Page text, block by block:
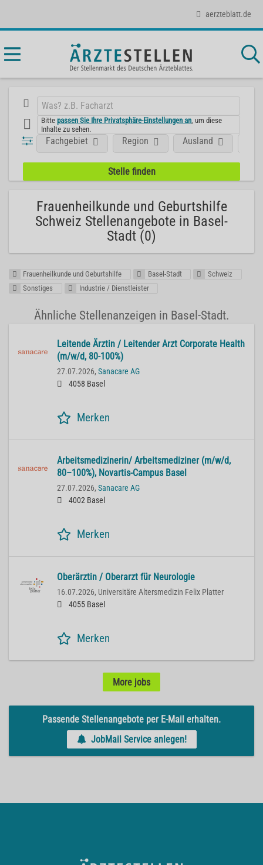
aerzteblatt.de
Bittepassen Sie Ihre Privatsphäre-Einstellungen an , um diese
Inhalte zu sehen.
Fachgebiet Region Ausland
Frauenheilkunde und Geburtshilfe
Schweiz Stellenangebote in Basel-
Stadt (0)
Frauenheilkunde und Geburtshilfe Basel-Stadt
Schweiz
Sonstiges
Industrie / Dienstleister
Ähnliche Stellenanzeigen in Basel-Stadt.
Lei­ten­de Ärz­tin / Lei­ten­der Arzt Cor­po­ra­te He­alth
(m/w/d, 80-100%)
27.07.2026, Sanacare AG
4058 Basel
Merken
Ar­beits­me­di­zi­ne­rin/ Ar­beits­me­di­zi­ner (m/w/d,
80–100%), No­var­tis-Cam­pus Basel
27.07.2026, Sanacare AG
4002 Basel
Merken
Oberärztin / Oberarzt für Neurologie
16.07.2026, Universitäre Altersmedizin Felix Platter
4055 Basel
Merken
More jobs
Passende Stellenangebote per E-Mail erhalten.
JobMail Service anlegen!